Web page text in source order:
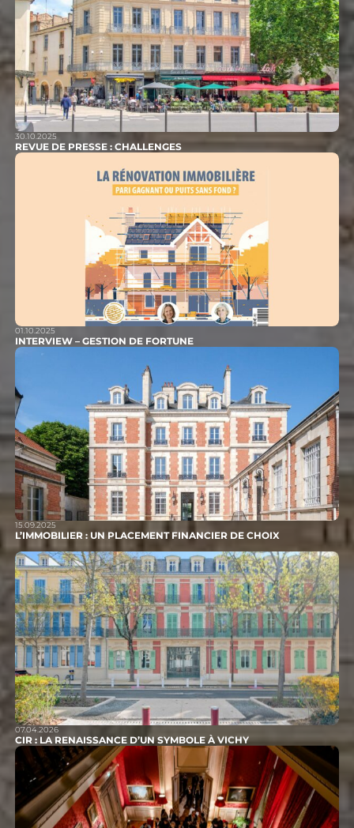
30.10.2025
REVUE DE PRESSE : CHALLENGES
01.10.2025
INTERVIEW – GESTION DE FORTUNE
15.09.2025
L’IMMOBILIER : UN PLACEMENT FINANCIER DE CHOIX
07.04.2026
CIR : LA RENAISSANCE D’UN SYMBOLE À VICHY